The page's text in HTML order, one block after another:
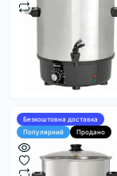
Безкоштовна доставка
Популярний
Продано